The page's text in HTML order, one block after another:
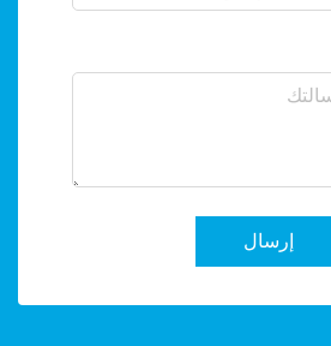
إرسال